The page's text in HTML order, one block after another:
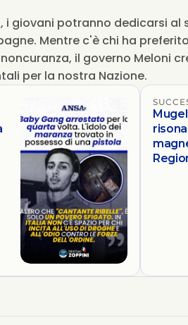
i giovani potranno dedicarsi al
Mentre c'è chi ha
il governo Meloni
per la nostra Nazione.